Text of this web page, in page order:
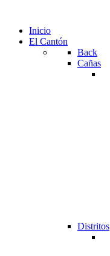
Inicio
El Cantón
Back
Cañas
Distritos